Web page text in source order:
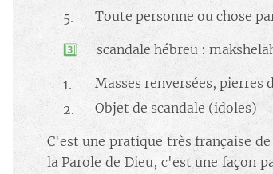
Toute personne ou chose
​3️⃣ scandale hébreu :
Masses renversées, pierres
Objet de scandale (idoles)
C'est une pratique très française
la Parole de Dieu, c'est une façon